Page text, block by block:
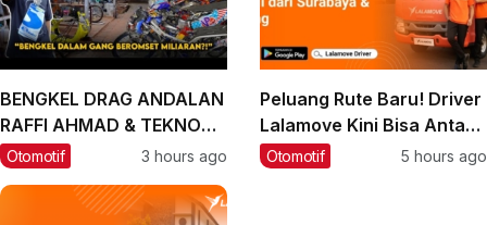
BENGKEL DRAG ANDALAN
RAFFI AHMAD & TEKNO
TUNER, BIARPUN DALAM
MILIARAN‼️
Otomotif 3 hours ago
Peluang Rute Baru! Driver
Lalamove Kini Bisa Antar
Barang ke Bali
Otomotif 5 hours ago